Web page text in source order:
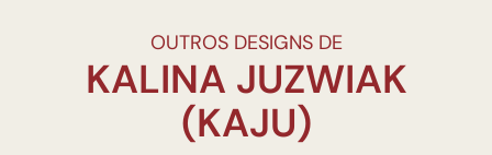
OUTROS DESIGNS DE
KALINA JUZWIAK